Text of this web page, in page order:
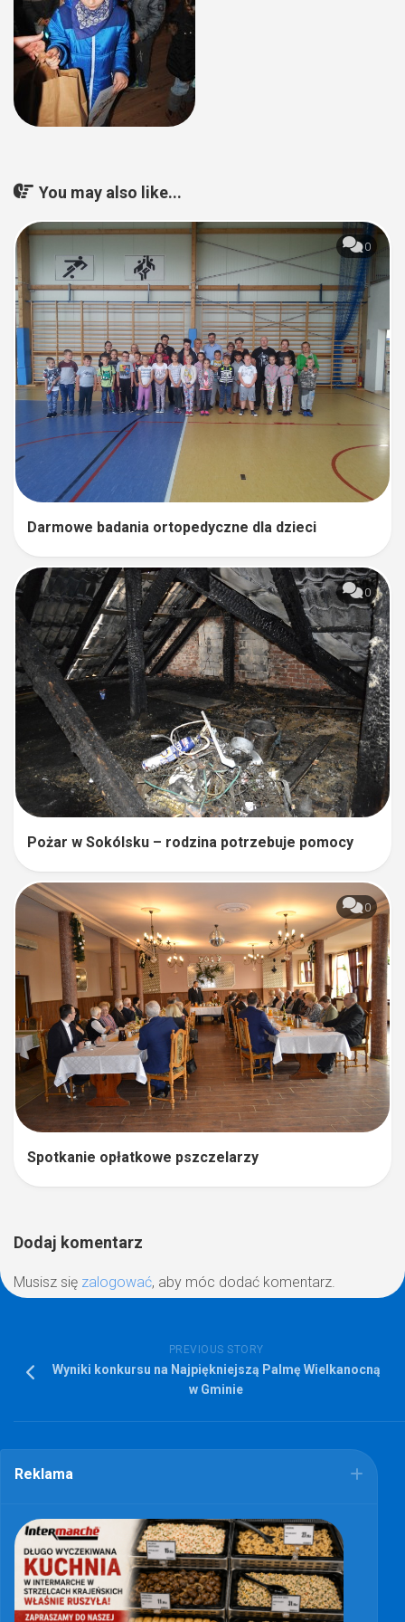
You may also like...
0
Darmowe badania ortopedyczne dla dzieci
0
Pożar w Sokólsku – rodzina potrzebuje pomocy
0
Spotkanie opłatkowe pszczelarzy
Dodaj komentarz
Musisz się zalogować, aby móc dodać komentarz.
PREVIOUS STORY
Wyniki konkursu na Najpiękniejszą Palmę Wielkanocną
w Gminie
Reklama